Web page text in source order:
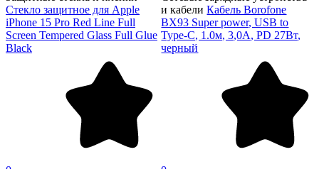
Стекло защитное для Apple
iPhone 15 Pro Red Line Full
Screen Tempered Glass Full Glue
Black
и кабели Кабель Borofone
BX93 Super power, USB to
Type-C, 1.0м, 3,0А, PD 27Вт,
черный